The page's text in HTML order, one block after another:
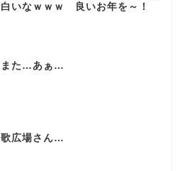
白いなｗｗｗ 良いお年を～！
また…あぁ…
歌広場さん…